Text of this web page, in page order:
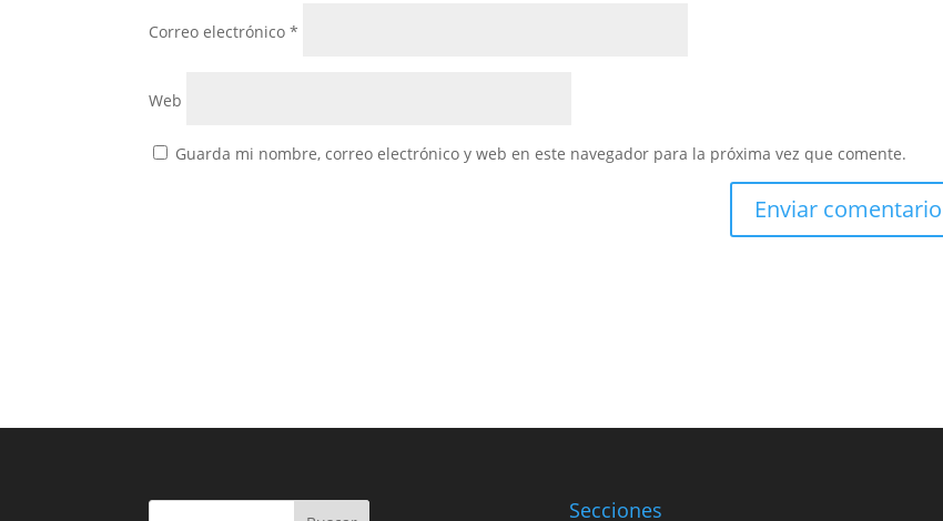
Correo electrónico*
Web
Guarda mi nombre, correo electrónico y web en este navegador para la próxima vez que comente.
Secciones